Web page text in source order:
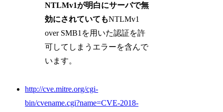
NTLMv1が明白にサーバで無
効にされていてもNTLMv1
over SMB1を用いた認証を許
可してしまうエラーを含んで
います。
http://cve.mitre.org/cgi-
bin/cvename.cgi?name=CVE-2018-